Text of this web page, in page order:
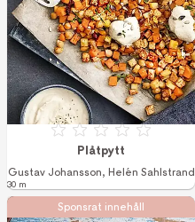
Betyg: 0 av 5
Plåtpytt
Gustav Johansson, Helén Sahlstrand
30 m
Sponsrat innehåll